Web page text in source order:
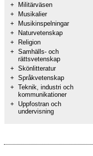
+
Militärväsen
+
Musikalier
+
Musikinspelningar
+
Naturvetenskap
+
Religion
+ Samhälls- och
rättsvetenskap
+ Skönlitteratur
+ Språkvetenskap
+ Teknik, industri och
kommunikationer
+
Uppfostran och
undervisning